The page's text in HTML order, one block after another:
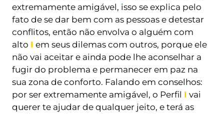
extremamente amigável, isso se explica pelo
fato de se dar bem com as pessoas e detestar
conflitos, então não envolva o alguém com
alto I em seus dilemas com outros, porque ele
não vai aceitar e ainda pode lhe aconselhar a
fugir do problema e permanecer em paz na
sua zona de conforto. Falando em conselhos:
por ser extremamente amigável, o Perfil I vai
querer te ajudar de qualquer jeito, e terá as